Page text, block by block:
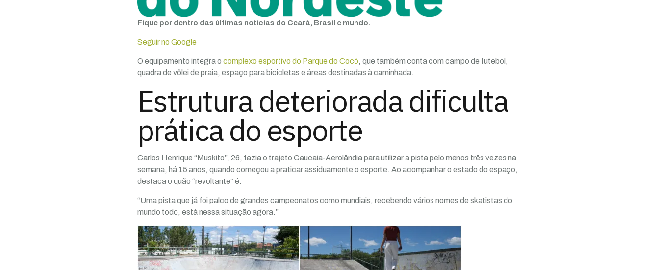
Fique por dentro das últimas notícias do Ceará, Brasil e mundo.
Seguir no Google
O equipamento integra o complexo esportivo do Parque do Cocó, que também conta com campo de futebol,
quadra de vôlei de praia, espaço para bicicletas e áreas destinadas à caminhada.
Estrutura deteriorada dificulta
prática do esporte
Carlos Henrique “Muskito”, 26, fazia o trajeto Caucaia-Aerolândia para utilizar a pista pelo menos três vezes na
semana, há 15 anos, quando começou a praticar assiduamente o esporte. Ao acompanhar o estado do espaço,
destaca o quão “revoltante” é.
“Uma pista que já foi palco de grandes campeonatos como mundiais, recebendo vários nomes de skatistas do
mundo todo, está nessa situação agora.”